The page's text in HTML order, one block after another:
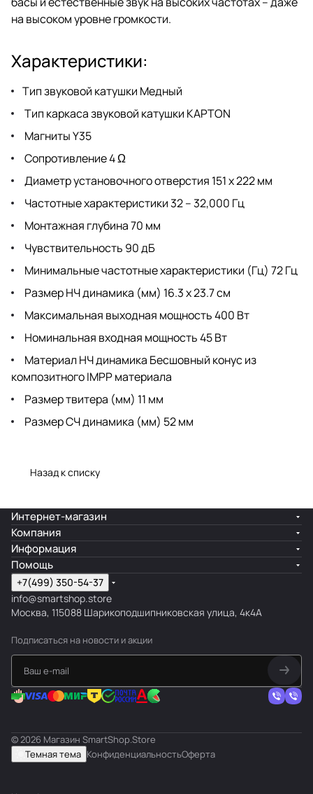
на высоком уровне громкости.
Характеристики:
Тип звуковой катушки Медный
Тип каркаса звуковой катушки KAPTON
Магниты Y35
Сопротивление 4 Ω
Диаметр установочного отверстия 151 x 222 мм
Частотные характеристики 32 – 32,000 Гц
Монтажная глубина 70 мм
Чувствительность 90 дБ
Минимальные частотные характеристики (Гц) 72 Гц
Размер НЧ динамика (мм) 16.3 x 23.7 см
Максимальная выходная мощность 400 Вт
Номинальная входная мощность 45 Вт
Материал НЧ динамика Бесшовный конус из
композитного IMPP материала
Размер твитера (мм) 11 мм
Размер СЧ динамика (мм) 52 мм
Назад к списку
Интернет-магазин
Компания
Информация
Помощь
+7(499) 350-54-37
info@smartshop.store
Москва, 115088 Шарикоподшипниковская улица, 4к4А
Подписаться на новости и акции
© 2026 Магазин SmartShop.Store
Темная тема КонфиденциальностьОферта